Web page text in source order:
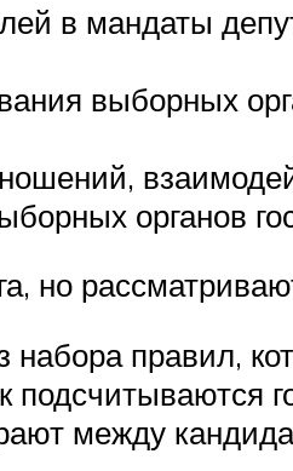
в мандаты
выборных
органов
но
набора правил,
между